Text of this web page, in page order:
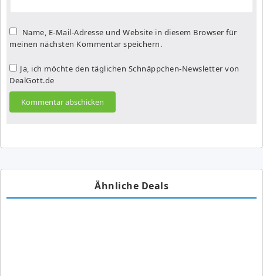
Name, E-Mail-Adresse und Website in diesem Browser für
meinen nächsten Kommentar speichern.
Ja, ich möchte den täglichen Schnäppchen-Newsletter von
DealGott.de
Ähnliche Deals